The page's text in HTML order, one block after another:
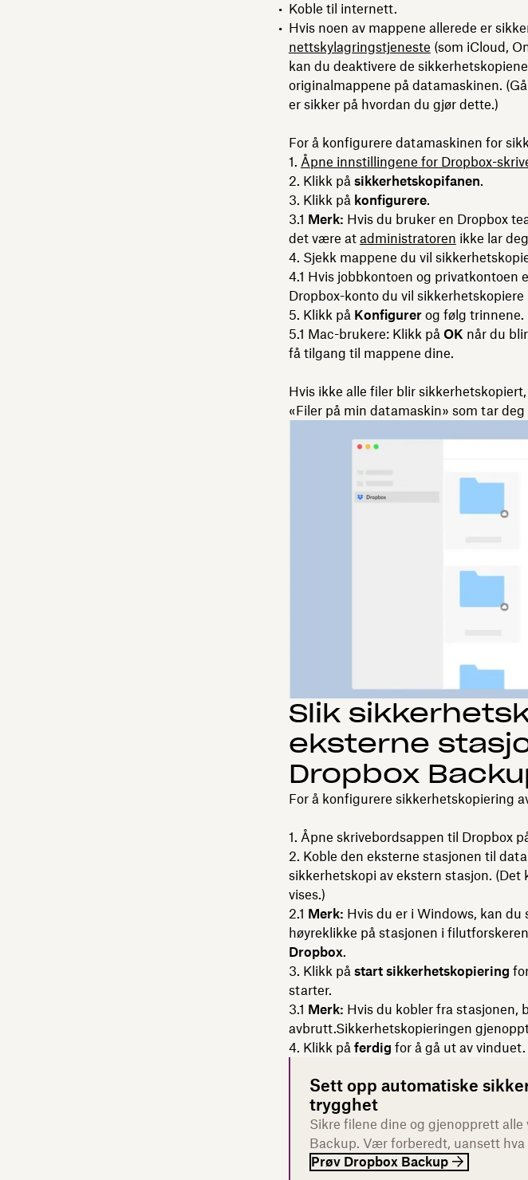
Koble til internett.
Hvis noen av mappene allerede er
nettskylagringstjeneste (som iCloud,
kan du deaktivere de
originalmappene på datamaskinen.
er sikker på hvordan du gjør dette.)
For å konfigurere datamaskinen for
Åpne innstillingene for Dropbox-
Klikk på sikkerhetskopifanen.
Klikk på konfigurere.
Merk: Hvis du bruker en Dropbox
det være at administratoren ikke lar
Sjekk mappene du vil
Hvis jobbkontoen og privatkontoen
Dropbox-konto du vil sikkerhetskopiere
Klikk på Konfigurerog følg trinnene.
Mac-brukere: Klikk på OK når du
få tilgang til mappene dine.
Hvis ikke alle filer blir
«Filer på min datamaskin» som tar
Slik
eksterne
Dropbox
For å konfigurere sikkerhetskopiering
Åpne skrivebordsappen til Dropbox
Koble den eksterne stasjonen til
sikkerhetskopi av ekstern stasjon.
vises.)
Merk: Hvis du er i Windows, kan
høyreklikke på stasjonen i
Dropbox.
Klikk på start sikkerhetskopiering
starter.
Merk: Hvis du kobler fra stasjonen,
avbrutt.Sikkerhetskopieringen
Klikk på ferdig for å gå ut av vinduet.
Sett opp automatiske
trygghet
Sikre filene dine og gjenopprett
Backup. Vær forberedt, uansett hva
Prøv Dropbox Backup